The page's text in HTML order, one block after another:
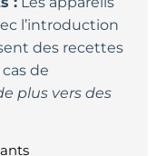
l’introduction
des recettes
de
plus vers des